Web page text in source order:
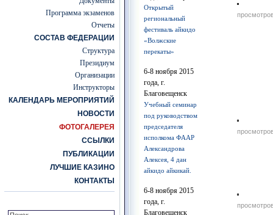
Программа экзаменов
Отчеты
СОСТАВ ФЕДЕРАЦИИ
Структура
Президиум
Организации
Инструкторы
КАЛЕНДАРЬ МЕРОПРИЯТИЙ
НОВОСТИ
ФОТОГАЛЕРЕЯ
ССЫЛКИ
ПУБЛИКАЦИИ
ЛУЧШИЕ КАЗИНО
КОНТАКТЫ
Открытый
региональный
фестиваль айкидо
«Волжские
перекаты»
6-8 ноября 2015
года, г.
Благовещенск
Учебный семинар
под руководством
председателя
исполкома ФААР
Александрова
Алексея, 4 дан
айкидо айкикай.
6-8 ноября 2015
года, г.
Благовещенск